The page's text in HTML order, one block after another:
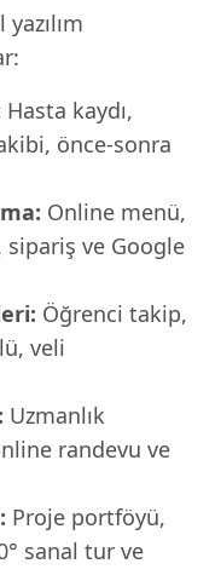
Hasta kaydı,
önce-sonra
Online menü,
sipariş ve Google
Öğrenci takip,
veli
Uzmanlık
randevu ve
Proje portföyü,
sanal tur ve